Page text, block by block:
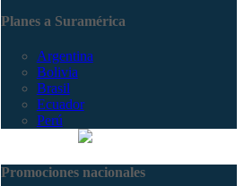
Planes a Suramérica
Argentina
Bolivia
Brasil
Ecuador
Perú
Promociones nacionales